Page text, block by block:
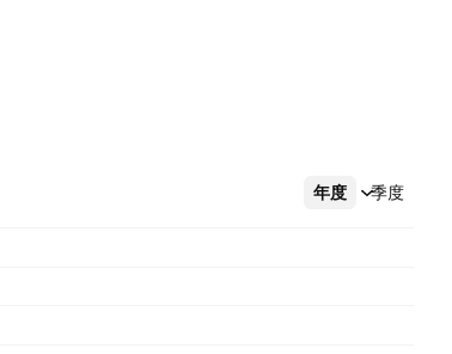
年度 季度
更多